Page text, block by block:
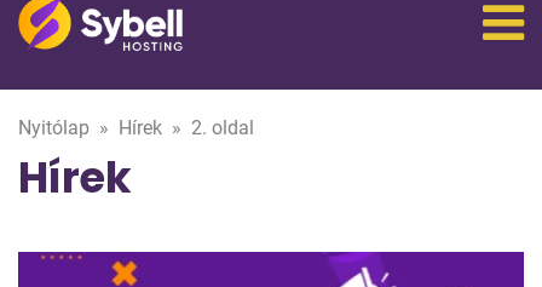
Nyitólap » Hírek » 2. oldal
Hírek